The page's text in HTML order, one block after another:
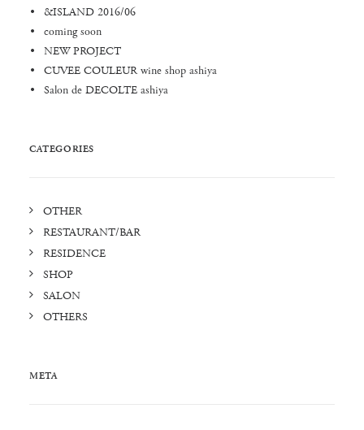
&ISLAND 2016/06
coming soon
NEW PROJECT
CUVEE COULEUR wine shop ashiya
Salon de DECOLTE ashiya
CATEGORIES
OTHER
RESTAURANT/BAR
RESIDENCE
SHOP
SALON
OTHERS
META